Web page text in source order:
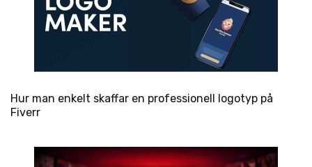
Hur man enkelt skaffar en professionell logotyp på
Fiverr